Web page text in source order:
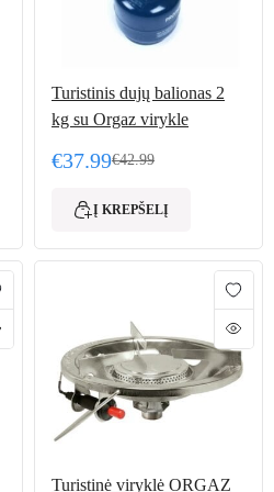
Turistinis dujų balionas 2
kg su Orgaz virykle
€42.99
Original price was:
€37.99
Current price is: €37.99.
Į KREPŠELĮ
Turistinė viryklė ORGAZ